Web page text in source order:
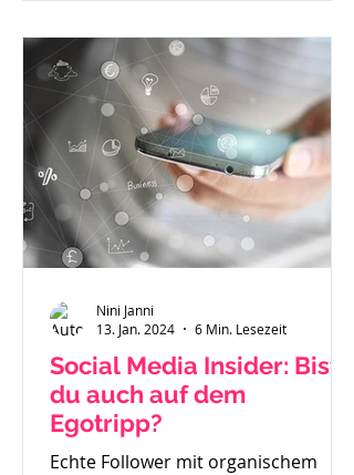
Social Media Insider: Bist
du auch auf dem
Egotripp?
Echte Follower mit organischem
Nini Janni
13. Jan. 2024
6 Min. Lesezeit